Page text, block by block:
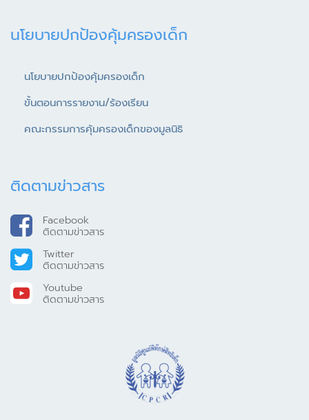
นโยบายปกป้องคุ้มครองเด็ก
นโยบายปกป้องคุ้มครองเด็ก
ขั้นตอนการรายงาน/ร้องเรียน
คณะกรรมการคุ้มครองเด็กของมูลนิธิ
ติดตามข่าวสาร
Facebook
ติดตามข่าวสาร
Twitter
ติดตามข่าวสาร
Youtube
ติดตามข่าวสาร